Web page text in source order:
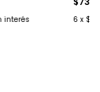
interés 6 x